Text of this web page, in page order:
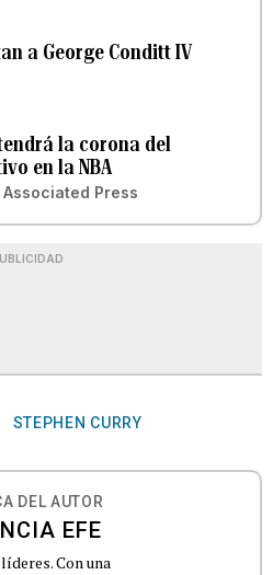
a George Conditt IV
la corona del
en la NBA
Press
STEPHEN CURRY
DEL AUTOR
EFE
Con una